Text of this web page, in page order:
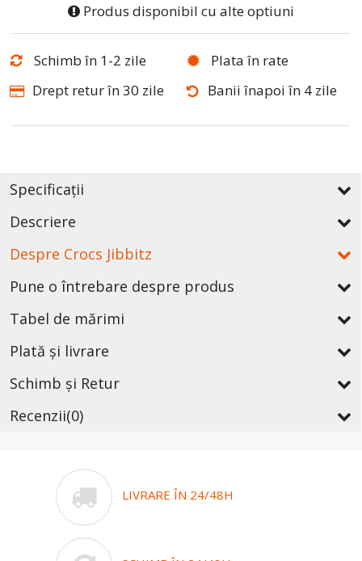
Produs disponibil cu alte optiuni
Schimb în 1-2 zile
Plata în rate
Drept retur în 30 zile
Banii înapoi în 4 zile
Specificații
Descriere
Despre Crocs Jibbitz
Pune o întrebare despre produs
Tabel de mărimi
Plată și livrare
Schimb și Retur
Recenzii(0)
LIVRARE ÎN 24/48H